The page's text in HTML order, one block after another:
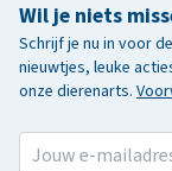
Wil je niets
Schrijf je nu in voor
nieuwtjes, leuke
onze dierenarts.